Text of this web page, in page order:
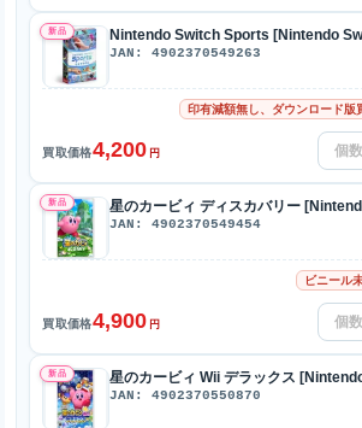
新品 Nintendo Switch Sports [Nintendo
JAN: 4902370549263
印有減額無し、ダウンロード版
買取価格4,200 円
新品 星のカービィ ディスカバリー
JAN: 4902370549454
ビニール
買取価格4,900 円
新品 星のカービィ Wii デラックス
JAN: 4902370550870